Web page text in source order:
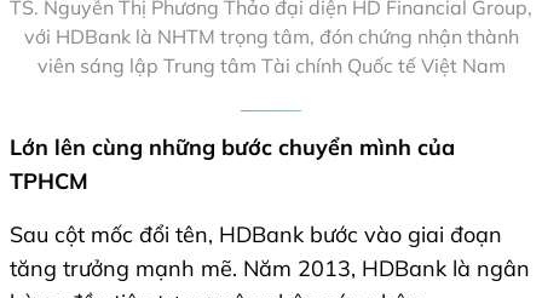
TS. Nguyễn Thị Phương Thảo đại diện HD Financial Group,
với HDBank là NHTM trọng tâm, đón chứng nhận thành
viên sáng lập Trung tâm Tài chính Quốc tế Việt Nam
Lớn lên cùng những bước chuyển mình của
TPHCM
Sau cột mốc đổi tên, HDBank bước vào giai đoạn
tăng trưởng mạnh mẽ. Năm 2013, HDBank là ngân